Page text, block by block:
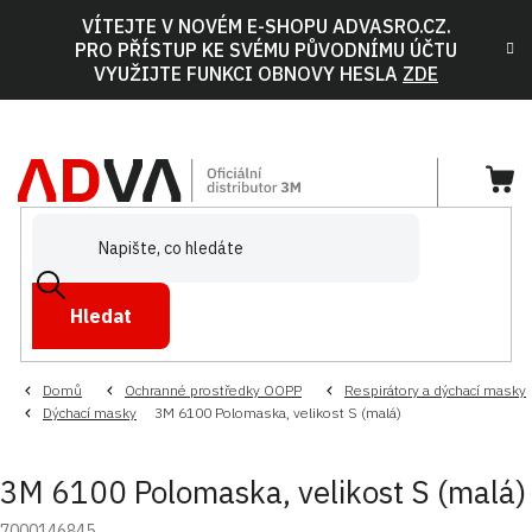
VÍTEJTE V NOVÉM E-SHOPU ADVASRO.CZ.
PRO PŘÍSTUP KE SVÉMU PŮVODNÍMU ÚČTU
VYUŽIJTE FUNKCI OBNOVY HESLA ZDE
Hledat
Domů Ochranné prostředky OOPP
Respirátory a dýchací masky
Dýchací masky
3M 6100 Polomaska, velikost S (malá)
3M 6100 Polomaska, velikost S (malá)